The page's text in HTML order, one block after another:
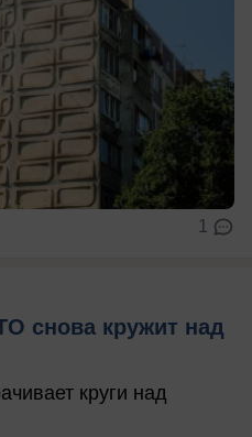
1
снова кружит над
круги над